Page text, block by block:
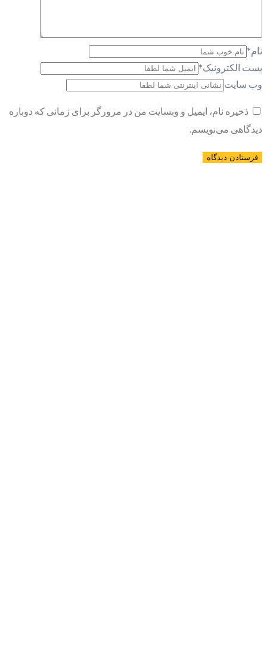
نام*
پست الکترونیک*
وب سایت
ذخیره نام، ایمیل و وبسایت من در مرورگر برای زمانی که دوباره
دیدگاهی می‌نویسم.